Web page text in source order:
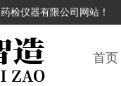
检仪器有限公司网站！
首页